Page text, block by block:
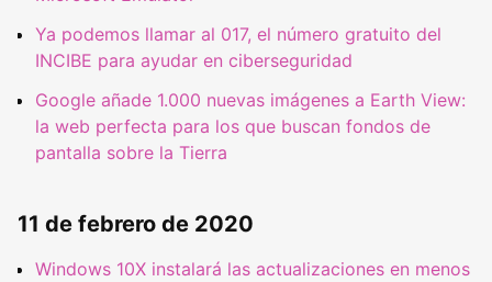
Ya podemos llamar al 017, el número gratuito del
INCIBE para ayudar en ciberseguridad
Google añade 1.000 nuevas imágenes a Earth View:
la web perfecta para los que buscan fondos de
pantalla sobre la Tierra
11 de febrero de 2020
Windows 10X instalará las actualizaciones en menos